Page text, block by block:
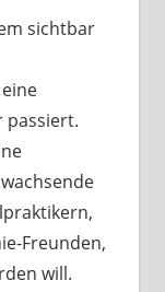
sichtbar
passiert.
Freunden,
will.